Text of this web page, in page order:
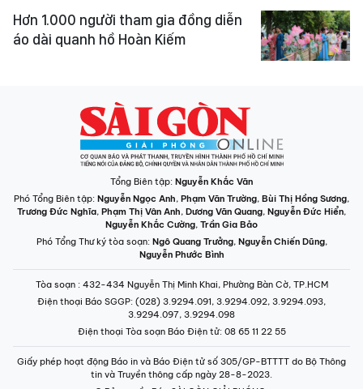
Hơn 1.000 người tham gia đồng diễn
áo dài quanh hồ Hoàn Kiếm
Tổng Biên tập: Nguyễn Khắc Văn
Phó Tổng Biên tập: Nguyễn Ngọc Anh, Phạm Văn Trường, Bùi Thị Hồng Sương,
Trương Đức Nghĩa, Phạm Thị Vân Anh, Dương Văn Quang, Nguyễn Đức Hiển,
Nguyễn Khắc Cường, Trần Gia Bảo
Phó Tổng Thư ký tòa soạn: Ngô Quang Trưởng, Nguyễn Chiến Dũng,
Nguyễn Phước Bình
Tòa soạn : 432-434 Nguyễn Thị Minh Khai, Phường Bàn Cờ, TP.HCM
Điện thoại Báo SGGP: (028) 3.9294.091, 3.9294.092, 3.9294.093,
3.9294.097, 3.9294.098
Điện thoại Tòa soạn Báo Điện tử: 08 65 11 22 55
Giấy phép hoạt động Báo in và Báo Điện tử số 305/GP-BTTTT do Bộ Thông
tin và Truyền thông cấp ngày 28-8-2023.